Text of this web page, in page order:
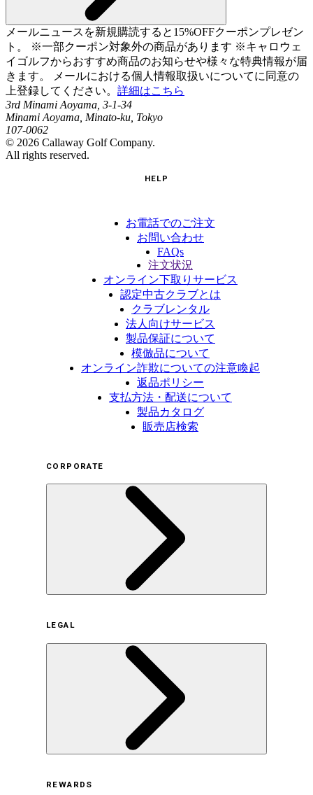
メールニュースを新規購読すると15%OFFクーポンプレゼン
ト。 ※一部クーポン対象外の商品があります ※キャロウェ
イゴルフからおすすめ商品のお知らせや様々な特典情報が届
きます。 メールにおける個人情報取扱いについてに同意の
上登録してください。 詳細はこちら
3rd Minami Aoyama, 3-1-34
Minami Aoyama, Minato-ku, Tokyo
107-0062
© 2026 Callaway Golf Company.
All rights reserved.
HELP
お電話でのご注文
お問い合わせ
FAQs
注文状況
オンライン下取りサービス
認定中古クラブとは
クラブレンタル
法人向けサービス
製品保証について
模倣品について
オンライン詐欺についての注意喚起
返品ポリシー
支払方法・配送について
製品カタログ
販売店検索
CORPORATE
サステナビリティの取り組み（日本）
サステナビリティの取り組み（米国/英語）
ヒストリー
採用情報
LEGAL
REWARDS